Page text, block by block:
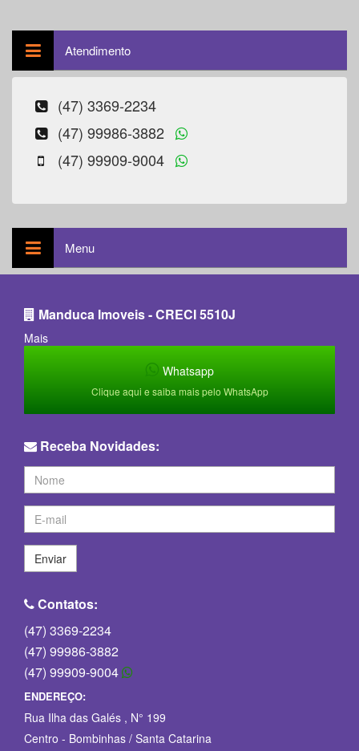
Atendimento
(47) 3369-2234
(47) 99986-3882
(47) 99909-9004
Menu
Manduca Imoveis - CRECI 5510J
Mais
Whatsapp
Clique aqui e saiba mais pelo WhatsApp
Receba Novidades:
Enviar
Contatos:
(47) 3369-2234
(47) 99986-3882
(47) 99909-9004
ENDEREÇO:
Rua Ilha das Galés , N° 199
Centro - Bombinhas / Santa Catarina